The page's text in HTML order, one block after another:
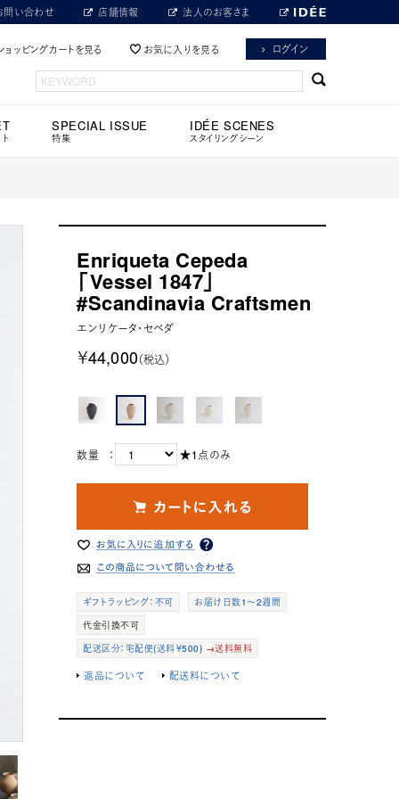
問い合わせ 店舗情報 法人のお客さま
ョッピングカートを見る お気に入りを見る ログイン
SPECIAL ISSUE
特集
IDÉE SCENES
スタイリングシーン
Enriqueta Cepeda
「Vessel 1847」
#Scandinavia Craftsmen
エンリケータ・セペダ
￥44,000（税込）
数量 ： ★1点のみ
ギフトラッピング：不可
お届け日数1～2週間
代金引換不可
配送区分：宅配便(送料￥500) →送料無料
返品について 配送料について